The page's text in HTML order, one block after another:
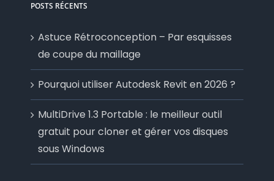
POSTS RÉCENTS
Astuce Rétroconception – Par esquisses
de coupe du maillage
Pourquoi utiliser Autodesk Revit en 2026 ?
MultiDrive 1.3 Portable : le meilleur outil
gratuit pour cloner et gérer vos disques
sous Windows